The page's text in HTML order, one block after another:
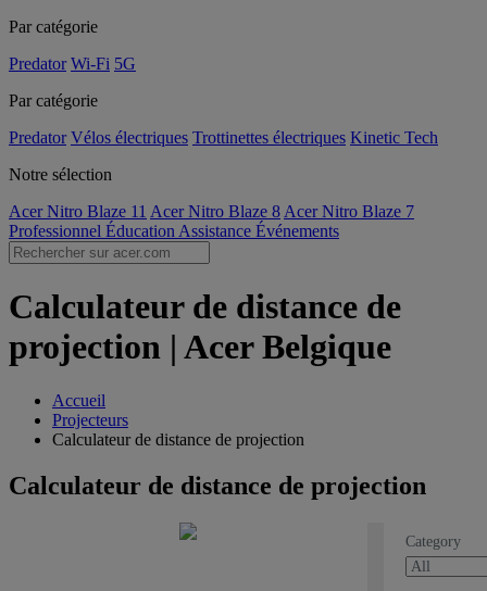
Par catégorie
Predator Wi-Fi 5G
Par catégorie
Predator Vélos électriques Trottinettes électriques Kinetic Tech
Notre sélection
Acer Nitro Blaze 11 Acer Nitro Blaze 8 Acer Nitro Blaze 7
Professionnel Éducation Assistance Événements
Calculateur de distance de
projection | Acer Belgique
Accueil
Projecteurs
Calculateur de distance de projection
Calculateur de distance de projection